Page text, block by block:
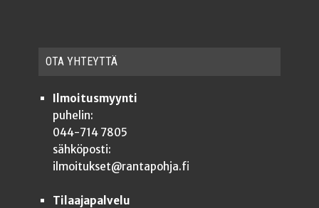
OTA YHTEYT­TÄ
Ilmoitusmyynti
puhelin:
044-714 7805
sähköposti:
ilmoitukset@rantapohja.fi
Tilaajapalvelu